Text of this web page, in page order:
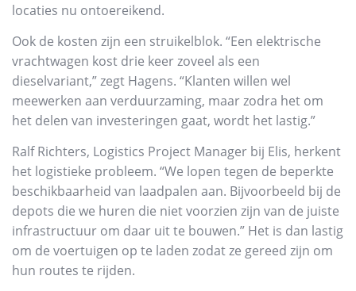
locaties nu ontoereikend.
Ook de kosten zijn een struikelblok. “Een elektrische
vrachtwagen kost drie keer zoveel als een
dieselvariant,” zegt Hagens. “Klanten willen wel
meewerken aan verduurzaming, maar zodra het om
het delen van investeringen gaat, wordt het lastig.”
Ralf Richters, Logistics Project Manager bij Elis, herkent
het logistieke probleem. “We lopen tegen de beperkte
beschikbaarheid van laadpalen aan. Bijvoorbeeld bij de
depots die we huren die niet voorzien zijn van de juiste
infrastructuur om daar uit te bouwen.” Het is dan lastig
om de voertuigen op te laden zodat ze gereed zijn om
hun routes te rijden.